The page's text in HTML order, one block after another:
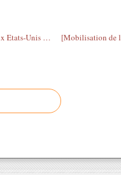
Ce que l'engouement pour les MOOC aux Etats-Unis nous dit pour l ... - La Tribune.fr